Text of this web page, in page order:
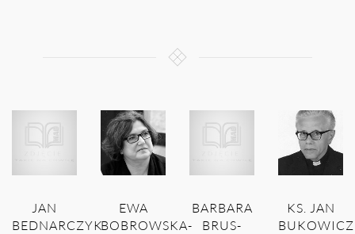
JAN
BEDNARCZYK
EWA
BOBROWSKA-
BARBARA
BRUS-
KS. JAN
BUKOWICZ